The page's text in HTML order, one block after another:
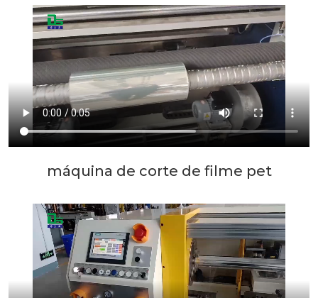
máquina de corte de filme pet